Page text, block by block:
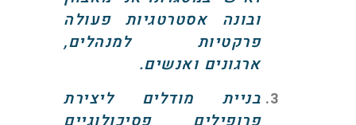
ובונה אסטרטגיות פעולה
פרקטיות למנהלים,
ארגונים ואנשים.
בניית מודלים ליצירת